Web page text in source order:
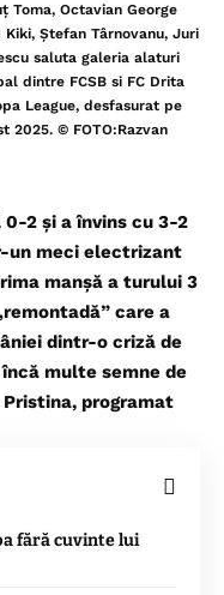
Toma, Octavian George
Kiki, Ștefan Târnovanu, Juri
saluta galeria alaturi
dintre FCSB si FC Drita
League, desfasurat pe
2025. © FOTO:Razvan
0-2 și a învins cu 3-2
un meci electrizant
manșă a turului 3
care a
dintr-o criză de
multe semne de
programat
fără cuvinte lui